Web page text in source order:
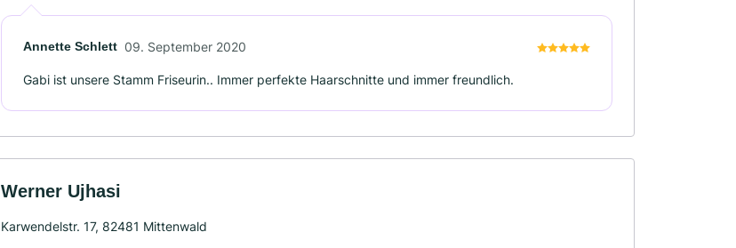
Annette Schlett 09. September 2020
Gabi ist unsere Stamm Friseurin.. Immer perfekte Haarschnitte und immer freundlich.
Werner Ujhasi
Karwendelstr. 17, 82481 Mittenwald